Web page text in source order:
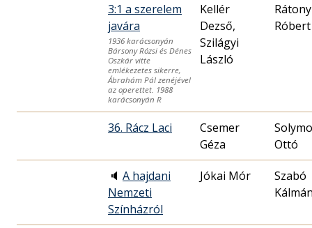
3:1 a szerelem
javára
1936 karácsonyán
Bársony Rózsi és Dénes
Oszkár vitte
emlékezetes sikerre,
Ábrahám Pál zenéjével
az operettet. 1988
karácsonyán R
Kellér
Dezső,
Szilágyi
László
Róbert
36. Rácz Laci
Csemer
Géza
Ottó
🔈 A hajdani
Nemzeti
Színházról
Jókai Mór
Szabó